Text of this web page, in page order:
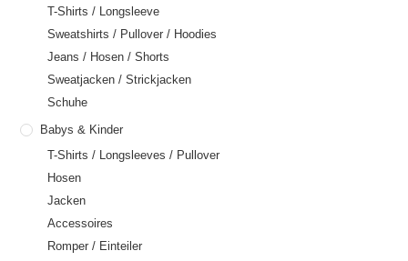
T-Shirts / Longsleeve
Sweatshirts / Pullover / Hoodies
Jeans / Hosen / Shorts
Sweatjacken / Strickjacken
Schuhe
Babys & Kinder
T-Shirts / Longsleeves / Pullover
Hosen
Jacken
Accessoires
Romper / Einteiler